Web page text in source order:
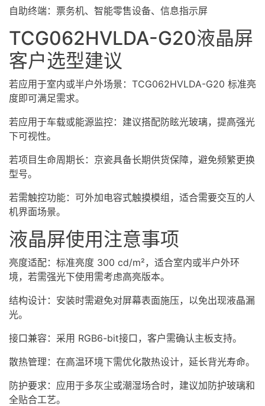
自助终端：票务机、智能零售设备、信息指示屏
TCG062HVLDA-G20液晶屏
客户选型建议
若应用于室内或半户外场景：TCG062HVLDA-G20 标准亮
度即可满足需求。
若应用于车载或能源监控：建议搭配防眩光玻璃，提高强光
下可视性。
若项目生命周期长：京瓷具备长期供货保障，避免频繁更换
型号。
若需触控功能：可外加电容式触摸模组，适合需要交互的人
机界面场景。
液晶屏使用注意事项
亮度适配：标准亮度 300 cd/m²，适合室内或半户外环
境，若需强光下使用需考虑高亮版本。
结构设计：安装时需避免对屏幕表面施压，以免出现液晶漏
光。
接口兼容：采用 RGB6-bit接口，客户需确认主板支持。
散热管理：在高温环境下需优化散热设计，延长背光寿命。
防护要求：应用于多灰尘或潮湿场合时，建议加防护玻璃和
全贴合工艺。